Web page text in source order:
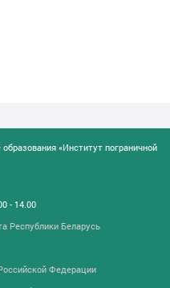
«Институт пограничной
- 14.00
Республики Беларусь
Федерации